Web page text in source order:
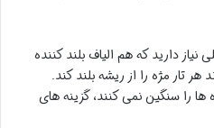
نیاز دارید که هم الیاف بلند کننده
تار مژه را از ریشه بلند کند.
را سنگین نمی کنند، گزینه های